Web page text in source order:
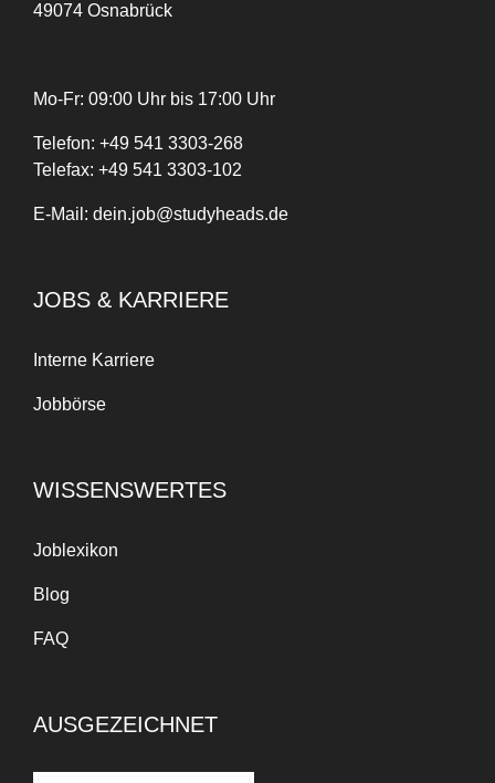
49074 Osnabrück
Mo-Fr: 09:00 Uhr bis 17:00 Uhr
Telefon: +49 541 3303-268
Telefax: +49 541 3303-102
E-Mail: dein.job@studyheads.de
JOBS & KARRIERE
Interne Karriere
Jobbörse
WISSENSWERTES
Joblexikon
Blog
FAQ
AUSGEZEICHNET